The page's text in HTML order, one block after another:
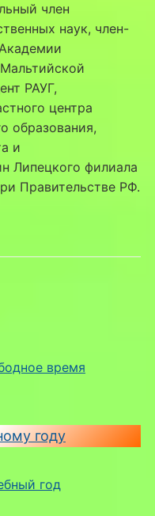
время
году
год
член
наук, член-
РАУГ,
центра
образования,
и
Липецкого филиала
Правительстве РФ.